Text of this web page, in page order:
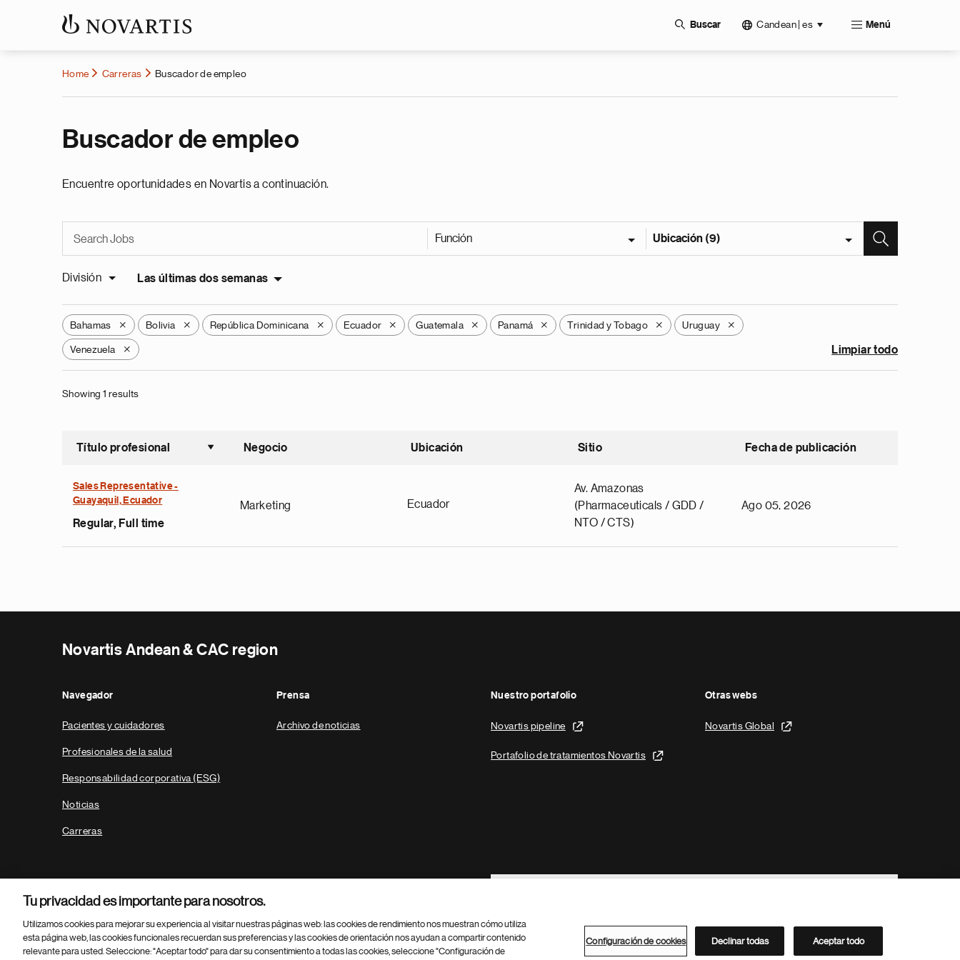
Buscar Candean | es Menú
Home Carreras Buscador de empleo
Buscador de empleo
Encuentre oportunidades en Novartis a continuación.
Función Ubicación (9)
División Las últimas dos semanas
Bahamas X Bolivia X República Dominicana X Ecuador X Guatemala X Panamá X Trinidad y Tobago X Uruguay X
Venezuela X Limpiar todo
Showing 1 results
Título profesional
Ordenar ascendente
Negocio Ubicación Sitio Fecha de publicación
Sales Representative -
Guayaquil, Ecuador
Regular, Full time
Marketing Ecuador
Av. Amazonas
(Pharmaceuticals / GDD /
NTO / CTS)
Ago 05, 2026
Novartis Andean & CAC region
Navegador
Pacientes y cuidadores
Profesionales de la salud
Responsabilidad corporativa (ESG)
Noticias
Carreras
Prensa
Archivo de noticias
Nuestro portafolio
Novartis pipeline
Portafolio de tratamientos Novartis
Otras webs
Novartis Global
Footer Site Search
Parte
© 2026 Novartis AG Directorio de Novartis
Tu privacidad es importante para nosotros.
Utilizamos cookies para mejorar su experiencia al visitar nuestras páginas web: las cookies de rendimiento nos muestran cómo utiliza
esta página web, las cookies funcionales recuerdan sus preferencias y las cookies de orientación nos ayudan a compartir contenido
relevante para usted. Seleccione: "Aceptar todo" para dar su consentimiento a todas las cookies, seleccione "Configuración de
Configuración de cookies Declinar todas Aceptar todo